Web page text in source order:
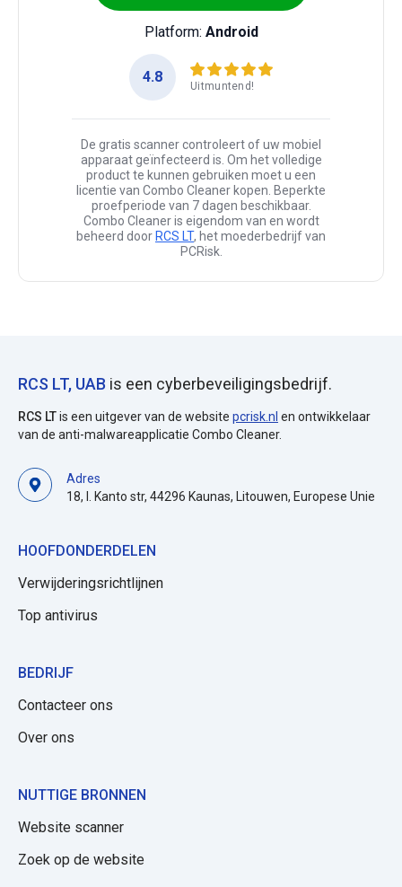
Platform: Android
4.8
Uitmuntend!
De gratis scanner controleert of uw mobiel
apparaat geïnfecteerd is. Om het volledige
product te kunnen gebruiken moet u een
licentie van Combo Cleaner kopen. Beperkte
proefperiode van 7 dagen beschikbaar.
Combo Cleaner is eigendom van en wordt
beheerd door RCS LT, het moederbedrijf van
PCRisk.
RCS LT, UAB is een cyberbeveiligingsbedrijf.
RCS LTis een uitgever van de website pcrisk.nl en ontwikkelaar
van de anti-malwareapplicatie Combo Cleaner.
Adres
18, I. Kanto str, 44296 Kaunas, Litouwen, Europese Unie
HOOFDONDERDELEN
Verwijderingsrichtlijnen
Top antivirus
BEDRIJF
Contacteer ons
Over ons
NUTTIGE BRONNEN
Website scanner
Zoek op de website